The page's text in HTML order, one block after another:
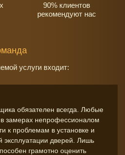
90% клиентов
рекомендуют наc
услуги входит:
обязателен всегда. Любые
замерах непрофессионалом
к проблемам в установке и
эксплуатации дверей. Лишь
грамотно оценить